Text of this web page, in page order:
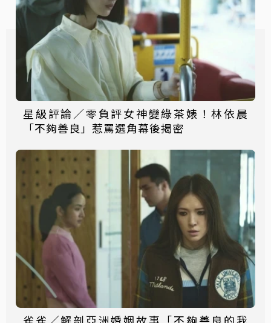
星級評論／零負評女神變綠茶婊！林依晨
「不夠善良」惹罵選角幕後揭密